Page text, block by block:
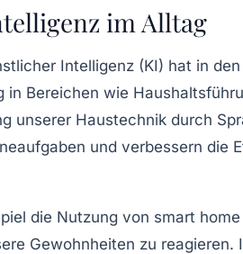
im Alltag
Intelligenz (KI) hat in
in Bereichen wie
unserer Haustechnik durch
und verbessern die
die Nutzung von smart home
Gewohnheiten zu